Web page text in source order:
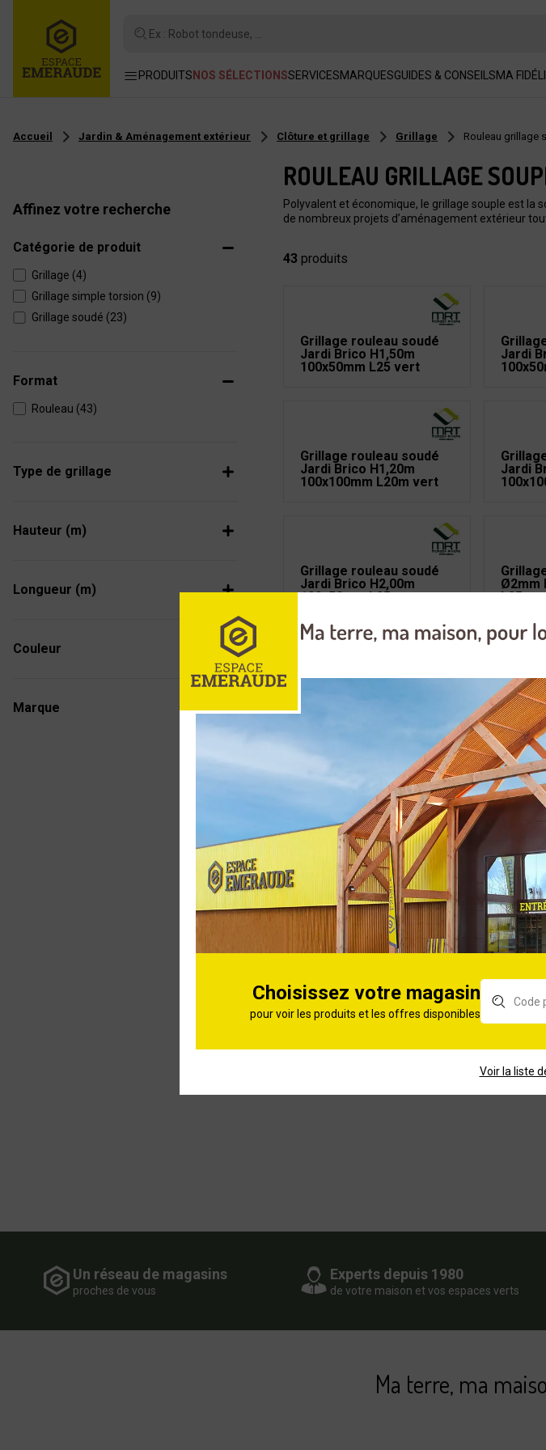
Ex : Robot tondeuse, ...
PRODUITS NOS SÉLECTIONSSERVICESMARQUESGUIDES & CONSEILSMA
Accueil Jardin & Aménagement extérieur Clôture et grillage Grillage Rouleau grillage
Affinez votre recherche
Catégorie de produit
Grillage (4)
Grillage simple torsion (9)
Grillage soudé (23)
Format
Rouleau (43)
Type de grillage
Hauteur (m)
Longueur (m)
Couleur
Marque
ROULEAU GRILLAGE
Polyvalent et économique, le grillage souple est la
de nombreux projets d’aménagement extérieur
43 produits
Grillage rouleau soudé
Jardi Brico H1,50m
100x50mm L25 vert
Jardi
Grillage rouleau soudé
Jardi Brico H1,20m
100x100mm L20m vert
Jardi
Grillage rouleau soudé
Jardi Brico H2,00m
100x50mm L25 vert
Ø2mm
L25m
100x75mm L25m vert
Jardi
Grillage rouleau soudé
Jardi Brico H1,00m
100x50mm L25m gris
L25m
Grillage rouleau Jardi
Classic H1,20m
100x50mm L25m vert
Ø2mm
L25m
Un réseau de magasins
proches de vous
Experts depuis 1980
de votre maison et vos espaces verts
Ma terre, ma
Choisissez votre magasin
pour voir les produits et les offres disponibles
Voir la liste